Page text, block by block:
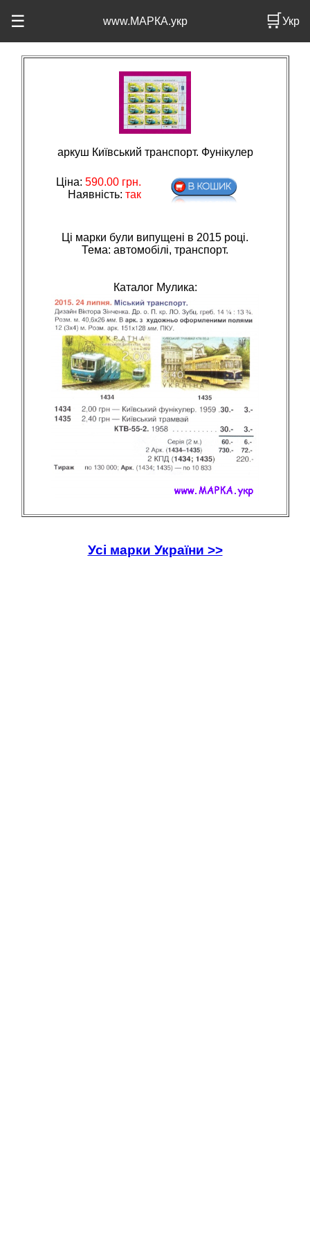
☰ www.МАРКА.укр 🛒Укр
аркуш Київський транспорт. Фунікулер
Ціна: 590.00грн.
Наявність: так
Ці марки були випущені в 2015 році.
Тема: автомобiлi, транспорт.
Каталог Мулика:
Усі марки України >>